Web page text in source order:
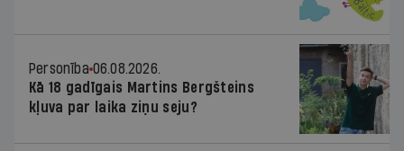
Personība 06.08.2026.
Kā 18 gadīgais Martins Bergšteins
kļuva par laika ziņu seju?